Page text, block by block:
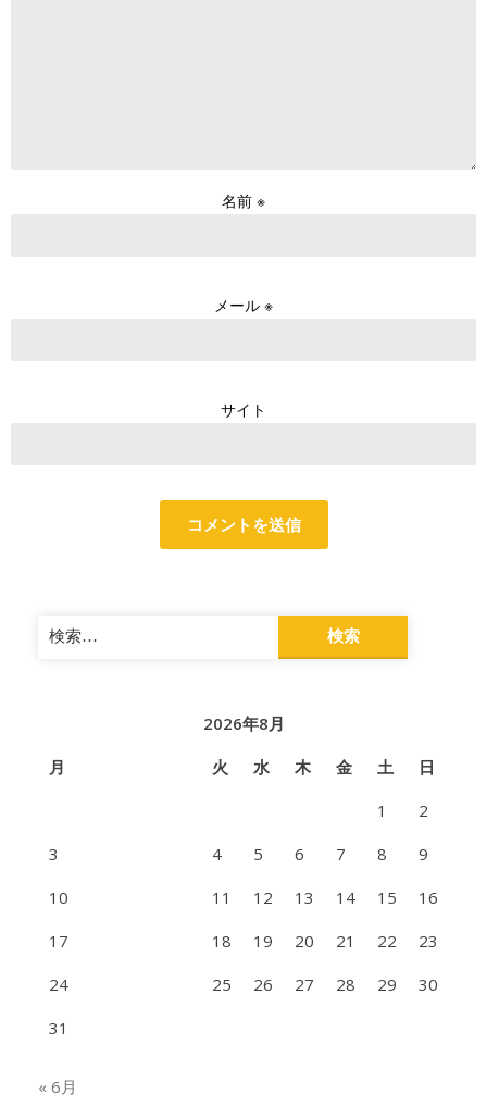
名前 ※
メール ※
サイト
検
索:
2026年8月
月
火 水 木 金 土
日
1
2
3
4 5 6 7 8
9
10
11 12 13 14 15
16
17
18 19 20 21 22
23
24
25 26 27 28 29
30
31
« 6月